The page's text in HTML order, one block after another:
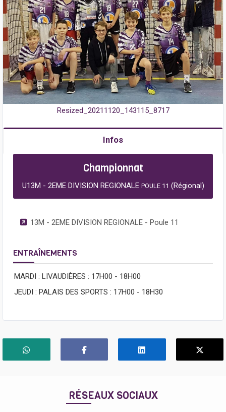
Resized_20211120_143115_8717
Infos
Championnat
U13M - 2EME DIVISION REGIONALE POULE 11 (Régional)
13M - 2EME DIVISION REGIONALE - Poule 11
ENTRAÎNEMENTS
MARDI : LIVAUDIÈRES : 17H00 - 18H00
JEUDI : PALAIS DES SPORTS : 17H00 - 18H30
RÉSEAUX SOCIAUX